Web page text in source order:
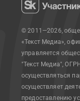
© 2011—2026,
«Текст Медиа»,
управляется
"Текст Медиа",
осуществляться
осуществляет
предоставлению